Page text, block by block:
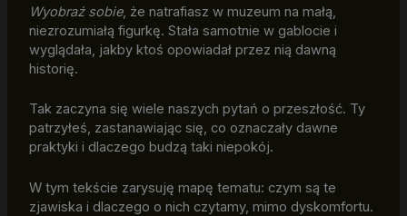
Wyobraź sobie, że natrafiasz w muzeum na małą,
niezrozumiałą figurkę. Stała samotnie w gablocie i
wyglądała, jakby ktoś opowiadał przez nią dawną
historię.
Tak zaczyna się wiele naszych pytań o przeszłość. Ty
patrzyłeś, zastanawiając się, co oznaczały dawne
praktyki i dlaczego budzą taki niepokój.
W tym tekście zarysuję mapę tematu: czym są te
zjawiska i dlaczego o nich czytamy, mimo dyskomfortu.